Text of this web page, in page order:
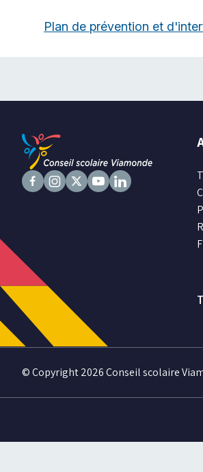
Plan de prévention et
© Copyright 2026 Conseil scolaire